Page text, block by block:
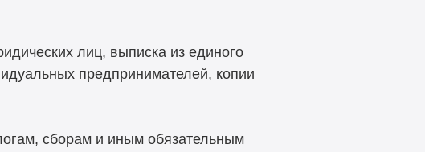
лиц, выписка из единого
предпринимателей, копии
сборам и иным обязательным